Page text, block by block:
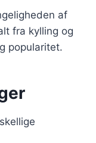
af
fra kylling og
popularitet.